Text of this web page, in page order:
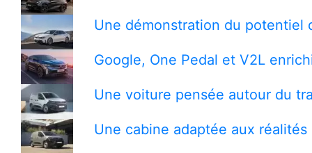
Une démonstration du potentiel
Google, One Pedal et V2L
Une voiture pensée autour du
Une cabine adaptée aux réalités